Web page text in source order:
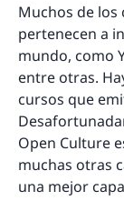
Muchos de los
pertenecen a
mundo, como
entre otras.
cursos que
Open Culture
muchas otras
una mejor